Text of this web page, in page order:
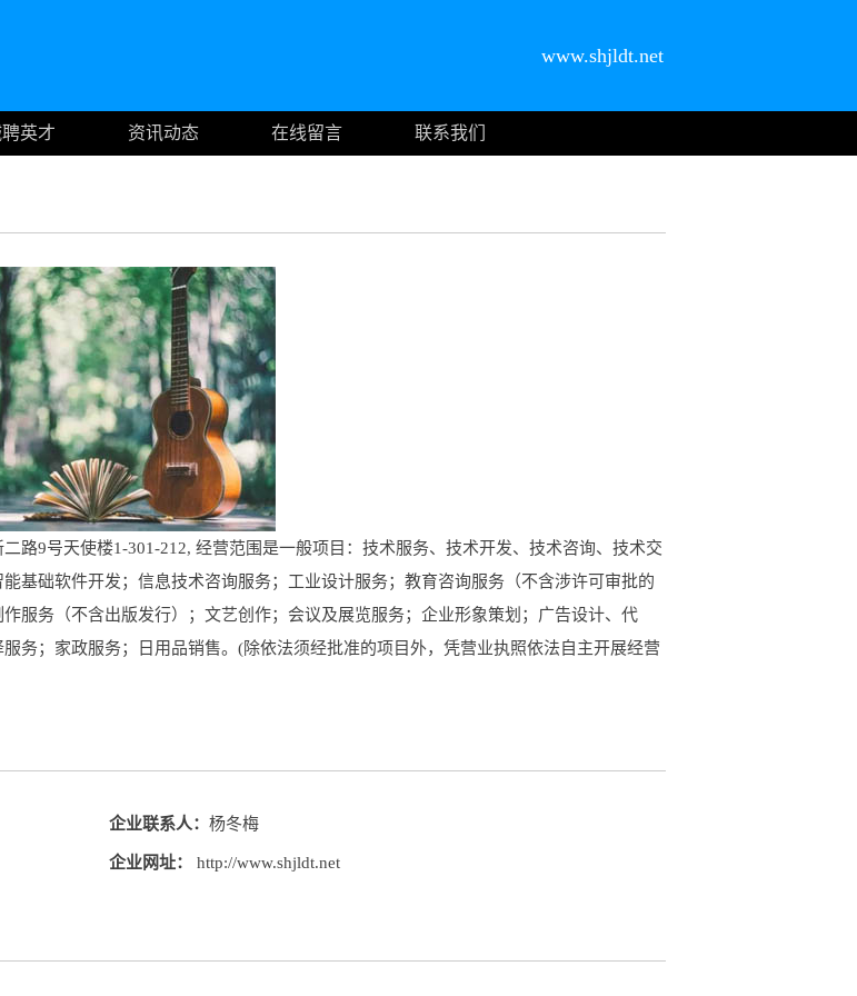
www.shjldt.net
英才 资讯动态 在线留言
联系我们
路9号天使楼1-301-212, 经营范围是一般项目：技术服务、技术开发、技术咨询、技术交
基础软件开发；信息技术咨询服务；工业设计服务；教育咨询服务（不含涉许可审批的
服务（不含出版发行）；文艺创作；会议及展览服务；企业形象策划；广告设计、代
务；家政服务；日用品销售。(除依法须经批准的项目外，凭营业执照依法自主开展经营
企业联系人： 杨冬梅
企业网址： http://www.shjldt.net